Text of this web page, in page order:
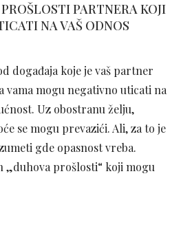
PARTNERA KOJI
NA VAŠ ODNOS
događaja koje je vaš partner
vama mogu negativno uticati na
Uz obostranu želju,
se mogu prevazići. Ali, za to je
gde opasnost vreba.
„duhova prošlosti“ koji mogu